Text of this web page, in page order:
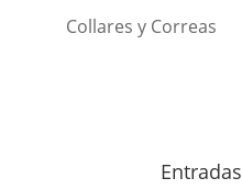
Collares y Correas